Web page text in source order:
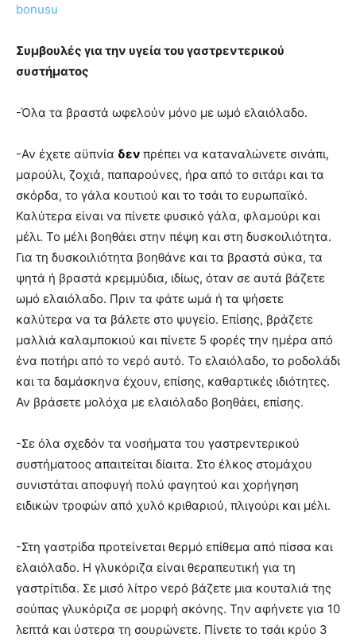
bonusu
Συμβουλές για την υγεία του γαστρεντερικού
συστήματος
-Όλα τα βραστά ωφελούν μόνο με ωμό ελαιόλαδο.
-Αν έχετε αϋπνία δεν πρέπει να καταναλώνετε σινάπι,
μαρούλι, ζοχιά, παπαρούνες, ήρα από το σιτάρι και τα
σκόρδα, το γάλα κουτιού και το τσάι το ευρωπαϊκό.
Καλύτερα είναι να πίνετε φυσικό γάλα, φλαμούρι και
μέλι. Το μέλι βοηθάει στην πέψη και στη δυσκοιλιότητα.
Για τη δυσκοιλιότητα βοηθάνε και τα βραστά σύκα, τα
ψητά ή βραστά κρεμμύδια, ιδίως, όταν σε αυτά βάζετε
ωμό ελαιόλαδο. Πριν τα φάτε ωμά ή τα ψήσετε
καλύτερα να τα βάλετε στο ψυγείο. Επίσης, βράζετε
μαλλιά καλαμποκιού και πίνετε 5 φορές την ημέρα από
ένα ποτήρι από το νερό αυτό. Το ελαιόλαδο, το ροδολάδι
και τα δαμάσκηνα έχουν, επίσης, καθαρτικές ιδιότητες.
Αν βράσετε μολόχα με ελαιόλαδο βοηθάει, επίσης.
-Σε όλα σχεδόν τα νοσήματα του γαστρεντερικού
συστήματοος απαιτείται δίαιτα. Στο έλκος στομάχου
συνιστάται αποφυγή πολύ φαγητού και χορήγηση
ειδικών τροφών από χυλό κριθαριού, πλιγούρι και μέλι.
-Στη γαστρίδα προτείνεται θερμό επίθεμα από πίσσα και
ελαιόλαδο. Η γλυκόριζα είναι θεραπευτική για τη
γαστρίτιδα. Σε μισό λίτρο νερό βάζετε μια κουταλιά της
σούπας γλυκόριζα σε μορφή σκόνης. Την αφήνετε για 10
λεπτά και ύστερα τη σουρώνετε. Πίνετε το τσάι κρύο 3